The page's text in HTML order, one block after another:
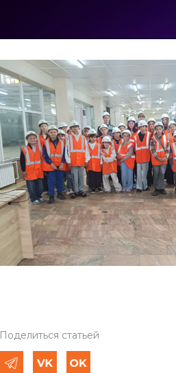
Поделиться статьей